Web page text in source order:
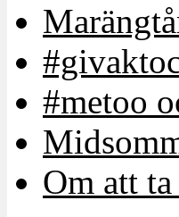
#metoo
Om att